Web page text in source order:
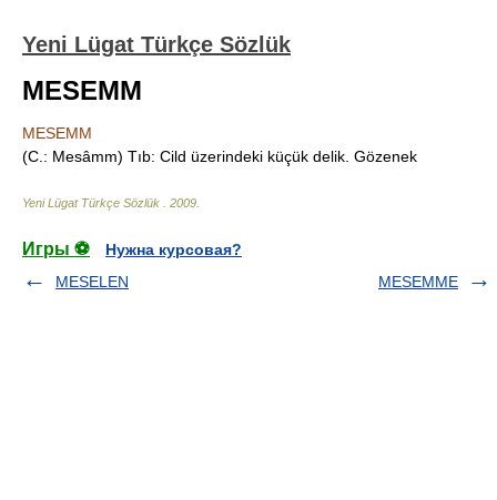
Yeni Lügat Türkçe Sözlük
MESEMM
MESEMM
(C.: Mesâmm) Tıb: Cild üzerindeki küçük delik. Gözenek
Yeni Lügat Türkçe Sözlük 2009
Игры ⚽
Нужна курсовая?
MESELEN
MESEMME